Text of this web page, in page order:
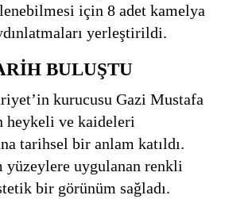
için 8 adet kamelya
yerleştirildi.
BULUŞTU
kurucusu Gazi Mustafa
heykeli ve kaideleri
tarihsel bir anlam katıldı.
yüzeylere uygulanan renkli
bir görünüm sağladı.